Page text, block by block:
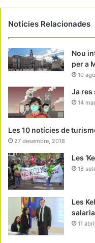
Notícies Relacionades
Nou
per a
10
Ja res
14
Les 10 notícies de
27 desembre, 2018
Les
18
Les
11